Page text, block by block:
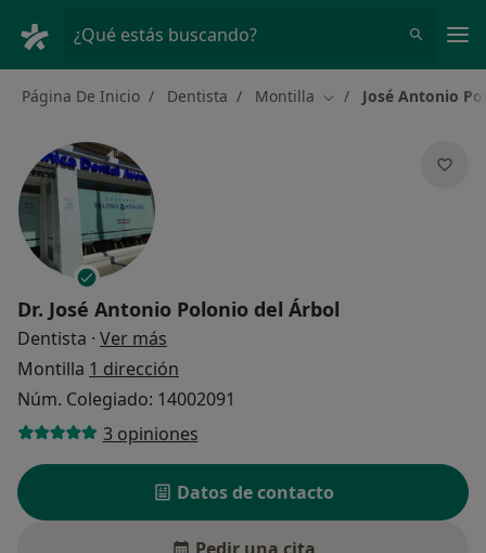
¿Qué estás buscando?
Página De Inicio Dentista Montilla Cambiar de ciudad
José Antonio
Dr. José Antonio Polonio del Árbol
Dentista · Ver más
Montilla 1 dirección
Núm. Colegiado: 14002091
3 opiniones
Datos de contacto